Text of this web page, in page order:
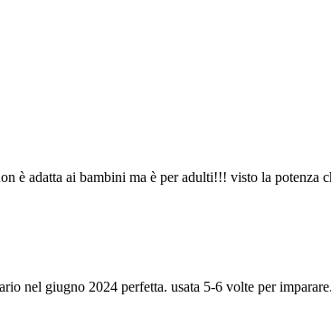
è adatta ai bambini ma è per adulti!!! visto la potenza
nel giugno 2024 perfetta. usata 5-6 volte per